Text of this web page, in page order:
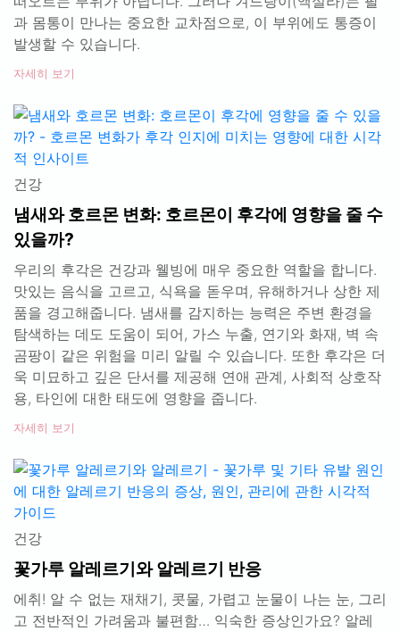
과 몸통이 만나는 중요한 교차점으로, 이 부위에도 통증이
발생할 수 있습니다.
자세히 보기
건강
냄새와 호르몬 변화: 호르몬이 후각에 영향을 줄 수
있을까?
우리의 후각은 건강과 웰빙에 매우 중요한 역할을 합니다.
맛있는 음식을 고르고, 식욕을 돋우며, 유해하거나 상한 제
품을 경고해줍니다. 냄새를 감지하는 능력은 주변 환경을
탐색하는 데도 도움이 되어, 가스 누출, 연기와 화재, 벽 속
곰팡이 같은 위험을 미리 알릴 수 있습니다. 또한 후각은 더
욱 미묘하고 깊은 단서를 제공해 연애 관계, 사회적 상호작
용, 타인에 대한 태도에 영향을 줍니다.
자세히 보기
건강
꽃가루 알레르기와 알레르기 반응
에취! 알 수 없는 재채기, 콧물, 가렵고 눈물이 나는 눈, 그리
고 전반적인 가려움과 불편함… 익숙한 증상인가요? 알레